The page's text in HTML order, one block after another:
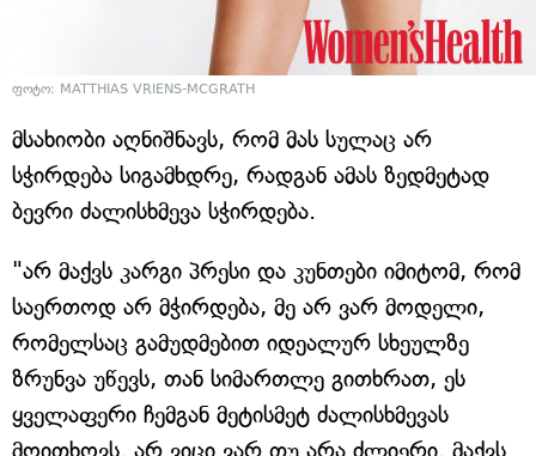
ფოტო: MATTHIAS VRIENS-MCGRATH
მსახიობი აღნიშნავს, რომ მას სულაც არ
სჭირდება სიგამხდრე, რადგან ამას ზედმეტად
ბევრი ძალისხმევა სჭირდება.
"არ მაქვს კარგი პრესი და კუნთები იმიტომ, რომ
საერთოდ არ მჭირდება, მე არ ვარ მოდელი,
რომელსაც გამუდმებით იდეალურ სხეულზე
ზრუნვა უწევს, თან სიმართლე გითხრათ, ეს
ყველაფერი ჩემგან მეტისმეტ ძალისხმევას
მოითხოვს. არ ვიცი ვარ თუ არა ძლიერი. მაქვს